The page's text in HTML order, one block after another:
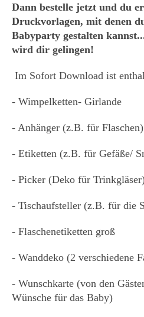
Dann bestelle jetzt und du
Druckvorlagen, mit denen
Babyparty gestalten
wird dir gelingen!
Im Sofort Download ist
- Wimpelketten- Girlande
- Anhänger (z.B. für Flaschen)
- Etiketten (z.B. für Gefäße/
- Picker (Deko für
- Tischaufsteller (z.B. für die
- Flaschenetiketten groß
- Wanddeko (2 verschiedene
- Wunschkarte (von den
Wünsche für das Baby)